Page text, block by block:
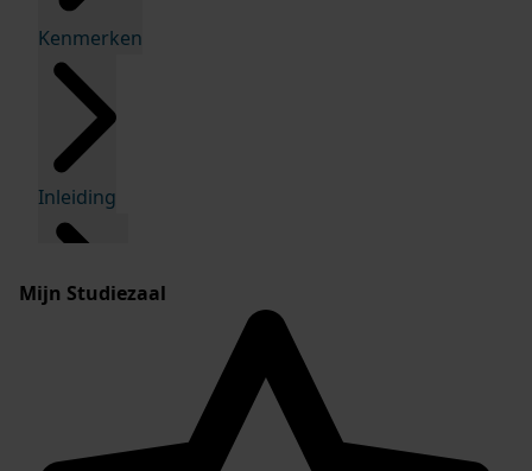
Kenmerken
Inleiding
Mijn Studiezaal